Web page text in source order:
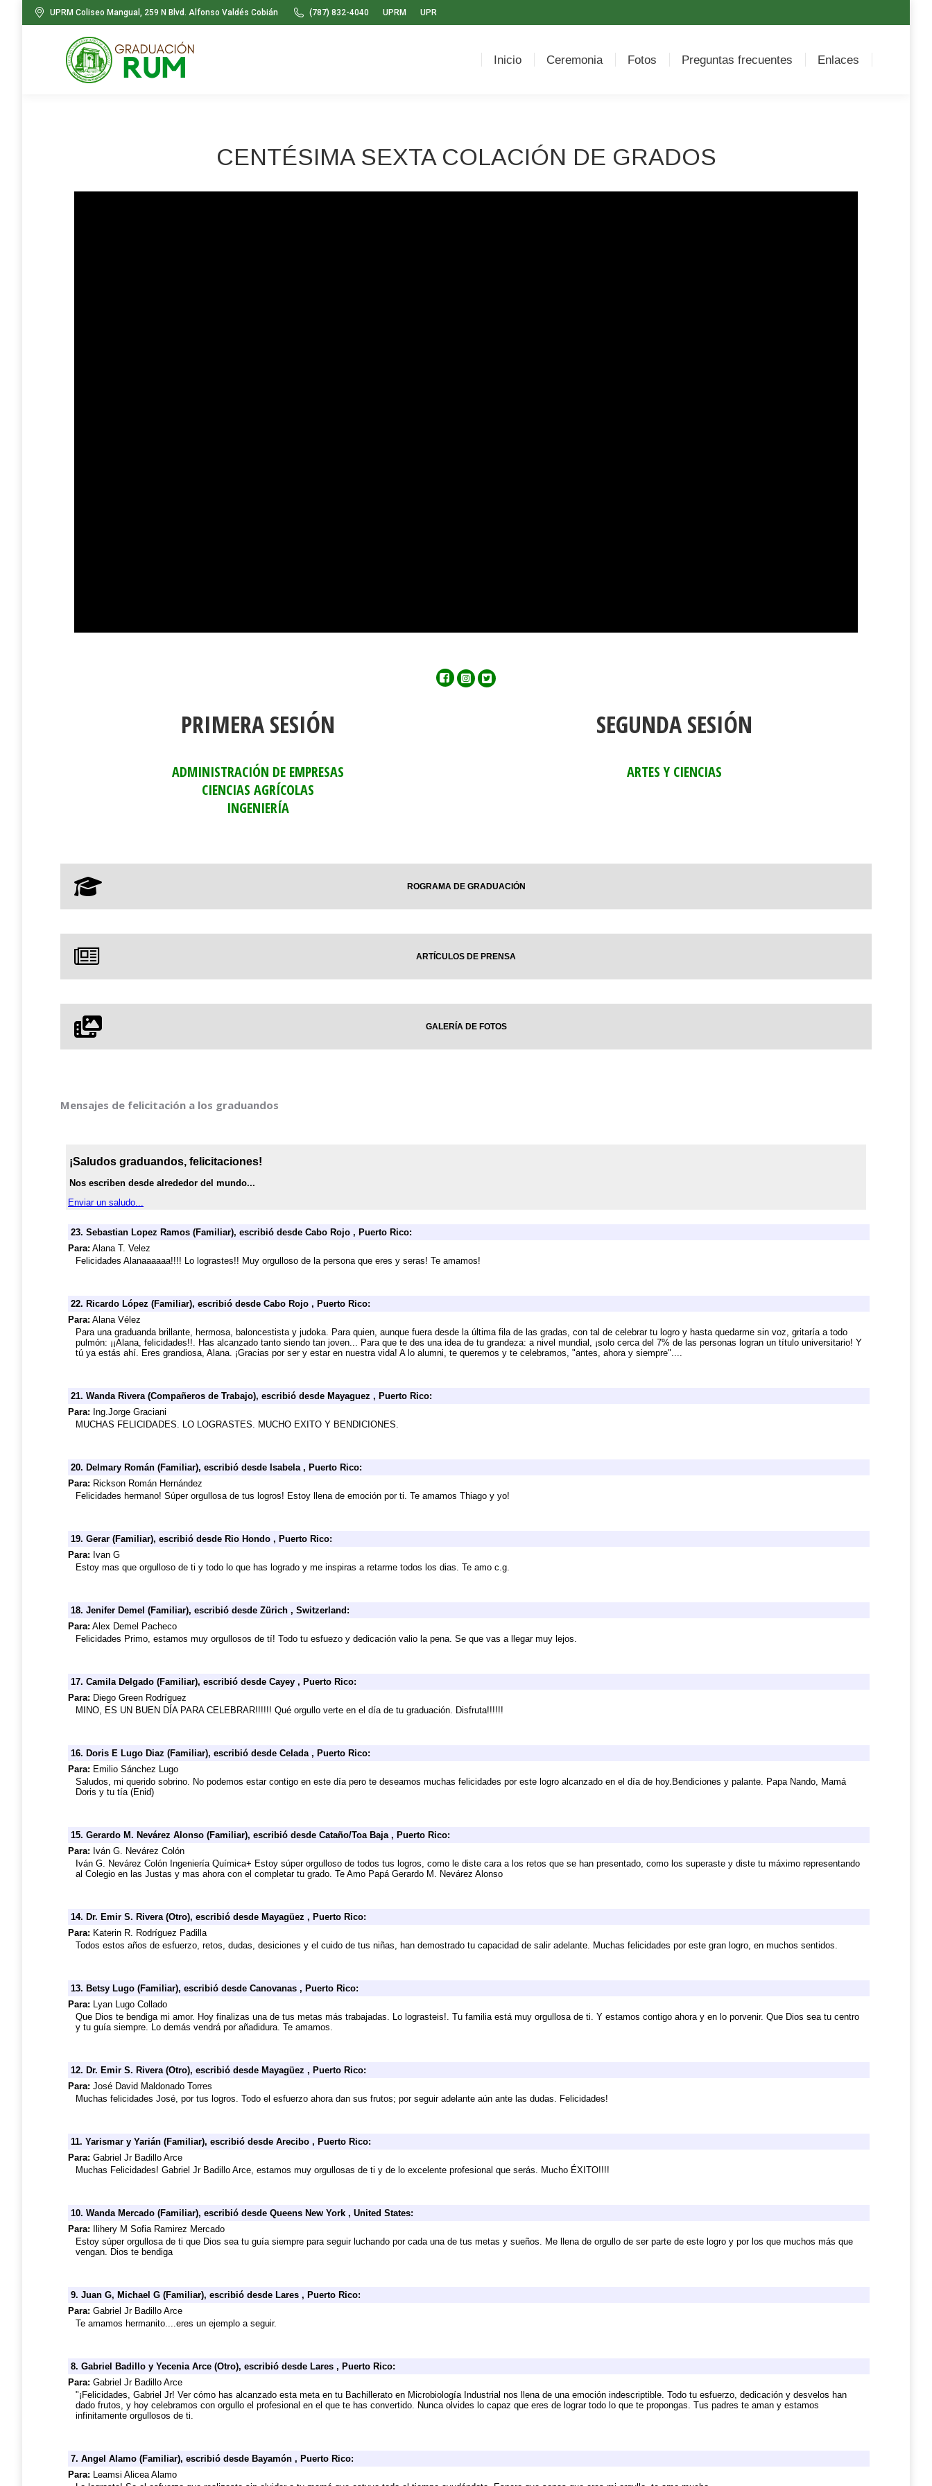
UPRM Coliseo Mangual, 259 N Blvd. Alfonso Valdés Cobián (787) 832-4040 UPRM UPR
Inicio Ceremonia Fotos Preguntas frecuentes Enlaces
CENTÉSIMA SEXTA COLACIÓN DE GRADOS
Facebook
Instagram
Twitter
PRIMERA SESIÓN
ADMINISTRACIÓN DE EMPRESAS
CIENCIAS AGRÍCOLAS
INGENIERÍA
SEGUNDA SESIÓN
ARTES Y CIENCIAS
ROGRAMA DE GRADUACIÓN
ARTÍCULOS DE PRENSA
GALERÍA DE FOTOS
Mensajes de felicitación a los graduandos